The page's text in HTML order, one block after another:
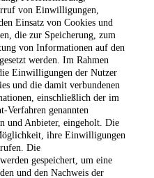
von Einwilligungen,
Einsatz von Cookies und
die zur Speicherung, zum
von Informationen auf den
werden. Im Rahmen
Einwilligungen der Nutzer
und die damit verbundenen
einschließlich der im
Verfahren genannten
und Anbieter, eingeholt. Die
ihre Einwilligungen
Die
gespeichert, um eine
und den Nachweis der